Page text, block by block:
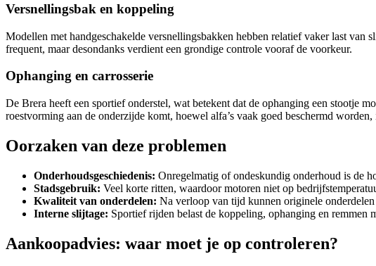
Versnellingsbak en koppeling
Modellen met handgeschakelde versnellingsbakken hebben relatief vaker last
frequent, maar desondanks verdient een grondige controle vooraf de voorkeur.
Ophanging en carrosserie
De Brera heeft een sportief onderstel, wat betekent dat de ophanging een stootje
roestvorming aan de onderzijde komt, hoewel alfa’s vaak goed beschermd
Oorzaken van deze problemen
Onderhoudsgeschiedenis: Onregelmatig of ondeskundig onderhoud is de
Stadsgebruik: Veel korte ritten, waardoor motoren niet op
Kwaliteit van onderdelen: Na verloop van tijd kunnen originele
Interne slijtage: Sportief rijden belast de koppeling, ophanging en remmen
Aankoopadvies: waar moet je op controleren?